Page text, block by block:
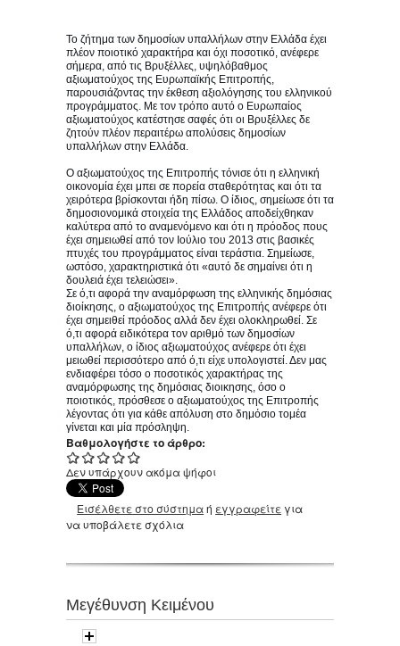
To ζήτημα των δημοσίων υπαλλήλων στην Ελλάδα έχει
πλέον ποιοτικό χαρακτήρα και όχι ποσοτικό, ανέφερε
σήμερα, από τις Βρυξέλλες, υψηλόβαθμος
αξιωματούχος της Ευρωπαϊκής Επιτροπής,
παρουσιάζοντας την έκθεση αξιολόγησης του ελληνικού
προγράμματος. Με τον τρόπο αυτό ο Ευρωπαίος
αξιωματούχος κατέστησε σαφές ότι οι Βρυξέλλες δε
ζητούν πλέον περαιτέρω απολύσεις δημοσίων
υπαλλήλων στην Ελλάδα.
Ο αξιωματούχος της Επιτροπής τόνισε ότι η ελληνική
οικονομία έχει μπει σε πορεία σταθερότητας και ότι τα
χειρότερα βρίσκονται ήδη πίσω. Ο ίδιος, σημείωσε ότι τα
δημοσιονομικά στοιχεία της Ελλάδος αποδείχθηκαν
καλύτερα από το αναμενόμενο και ότι η πρόοδος πους
έχει σημειωθεί από τον Ιούλιο του 2013 στις βασικές
πτυχές του προγράμματος είναι τεράστια. Σημείωσε,
ωστόσο, χαρακτηριστικά ότι «αυτό δε σημαίνει ότι η
δουλειά έχει τελειώσει».
Σε ό,τι αφορά την αναμόρφωση της ελληνικής δημόσιας
διοίκησης, ο αξιωματούχος της Επιτροπής ανέφερε ότι
έχει σημειθεί πρόοδος αλλά δεν έχει ολοκληρωθεί. Σε
ό,τι αφορά ειδικότερα τον αριθμό των δημοσίων
υπαλλήλων, ο ίδιος αξιωματούχος ανέφερε ότι έχει
μειωθεί περισσότερο από ό,τι είχε υπολογιστεί. Δεν μας
ενδιαφέρει τόσο ο ποσοτικός χαρακτήρας της
αναμόρφωσης της δημόσιας διοικησης, όσο ο
ποιοτικός, πρόσθεσε ο αξιωματούχος της Επιτροπής
λέγοντας ότι για κάθε απόλυση στο δημόσιο τομέα
γίνεται και μία πρόσληψη.
Βαθμολογήστε το άρθρο:
Δεν υπάρχουν ακόμα ψήφοι
Εισέλθετε στο σύστημαή εγγραφείτε για
να υποβάλετε σχόλια
Μεγέθυνση Κειμένου